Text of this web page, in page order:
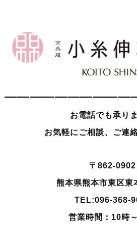
お電話でも承りま
お気軽にご相談、ご連
〒862-0902
熊本県熊本市東区東
TEL:096-368-
営業時間：10時